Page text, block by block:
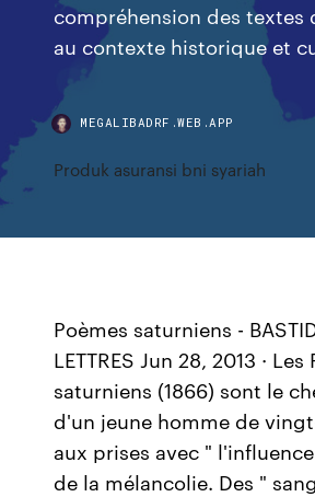
compréhension des textes
au contexte historique et
MEGALIBADRF.WEB.APP
Produk asuransi bni syariah
Poèmes saturniens -
LETTRES Jun 28, 2013 · Les
saturniens (1866) sont le
d'un jeune homme de
aux prises avec "
de la mélancolie. Des "